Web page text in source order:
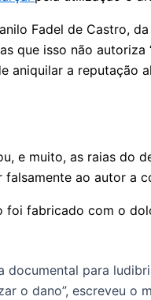
Fadel de Castro,
que isso não
a reputação
e muito, as raias
ao autor a
foi fabricado com o
documental para
o dano”, escreveu o